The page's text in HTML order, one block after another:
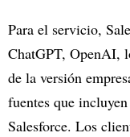
Para el servicio,
ChatGPT, OpenAI,
de la versión
fuentes que
Salesforce. Los